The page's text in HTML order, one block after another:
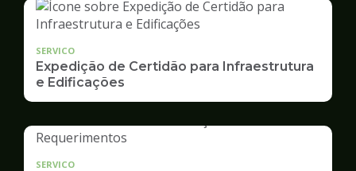
SERVICO
Expedição de Certidão para Infraestrutura
e Edificações
SERVICO